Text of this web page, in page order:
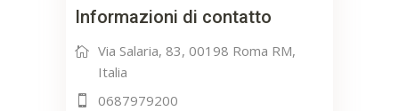
Informazioni di contatto
Via Salaria, 83, 00198 Roma RM,
Italia
0687979200